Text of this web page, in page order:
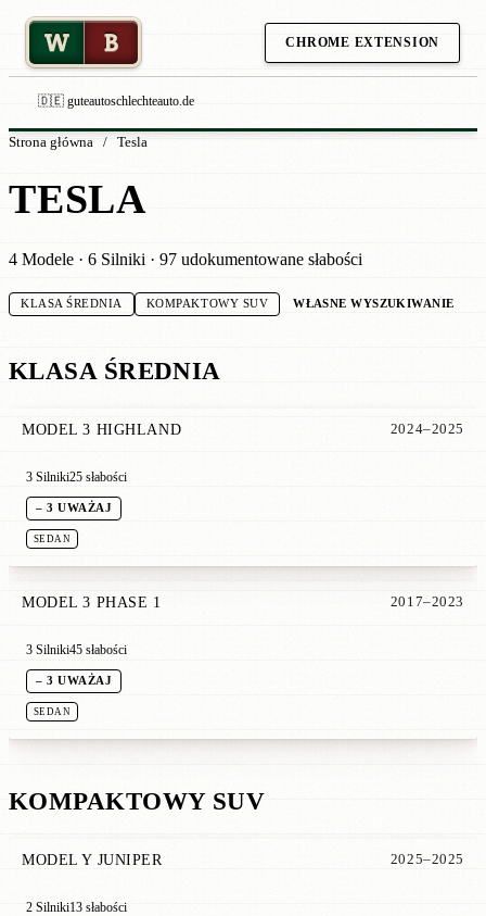
W B CHROME EXTENSION
🇩🇪 guteautoschlechteauto.de
Strona główna / Tesla
TESLA
4 Modele · 6 Silniki · 97 udokumentowane słabości
KLASA ŚREDNIA KOMPAKTOWY SUV WŁASNE WYSZUKIWANIE
KLASA ŚREDNIA
MODEL 3 HIGHLAND 2024–2025
3 Silniki25 słabości
– 3 UWAŻAJ
SEDAN
MODEL 3 PHASE 1 2017–2023
3 Silniki45 słabości
– 3 UWAŻAJ
SEDAN
KOMPAKTOWY SUV
MODEL Y JUNIPER 2025–2025
2 Silniki13 słabości